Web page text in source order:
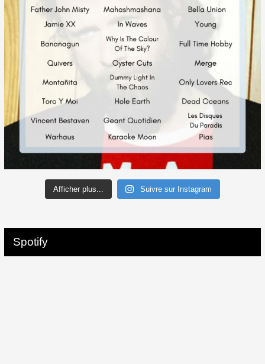
Afficher plus... Suivre sur Instagram
Spotify